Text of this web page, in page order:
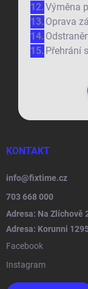
Výměna
Oprava
Přehrání
KONTAKT
info@fixtime.cz
703 668 000
Adresa: Na Zlíchově
Adresa: Korunni
Facebook
Instagram